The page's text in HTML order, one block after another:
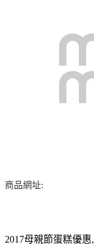
商品網址:
2017母親節蛋糕優惠,